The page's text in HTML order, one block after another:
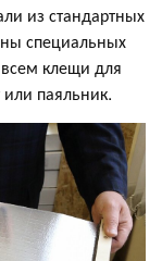
из стандартных
специальных
клещи для
паяльник.